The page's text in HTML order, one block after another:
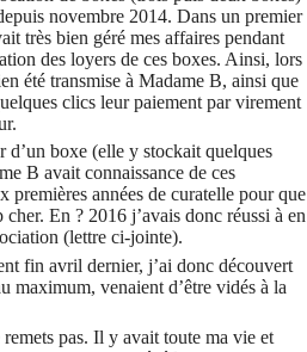
novembre 2014. Dans un premier
très bien géré mes affaires pendant
des loyers de ces boxes. Ainsi, lors
été transmise à Madame B, ainsi que
clics leur paiement par virement
boxe (elle y stockait quelques
B avait connaissance de ces
premières années de curatelle pour que
En ? 2016 j’avais donc réussi à en
(lettre ci-jointe).
fin avril dernier, j’ai donc découvert
maximum, venaient d’être vidés à la
pas. Il y avait toute ma vie et